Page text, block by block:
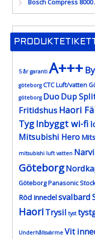
5 år garanti A+++
göteborg CTC Luft/vatten
göteborg DuoDup
Fritidshus Haori
Tyg Inbyggt wi-fi
Mitsubishi Hero
mitsubishi luft vatten
Göteborg
GöteborgPanasonic
Röd innedelsvalbard
HaoriTrysil tyst
Underhållsvärme Vit